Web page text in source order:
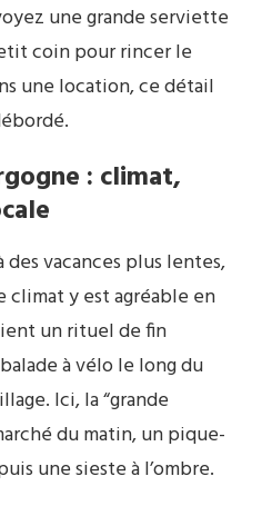
une grande serviette
coin pour rincer le
une location, ce détail
: climat,
vacances plus lentes,
climat y est agréable en
un rituel de fin
à vélo le long du
Ici, la “grande
du matin, un pique-
une sieste à l’ombre.